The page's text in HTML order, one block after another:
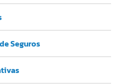
Seguros